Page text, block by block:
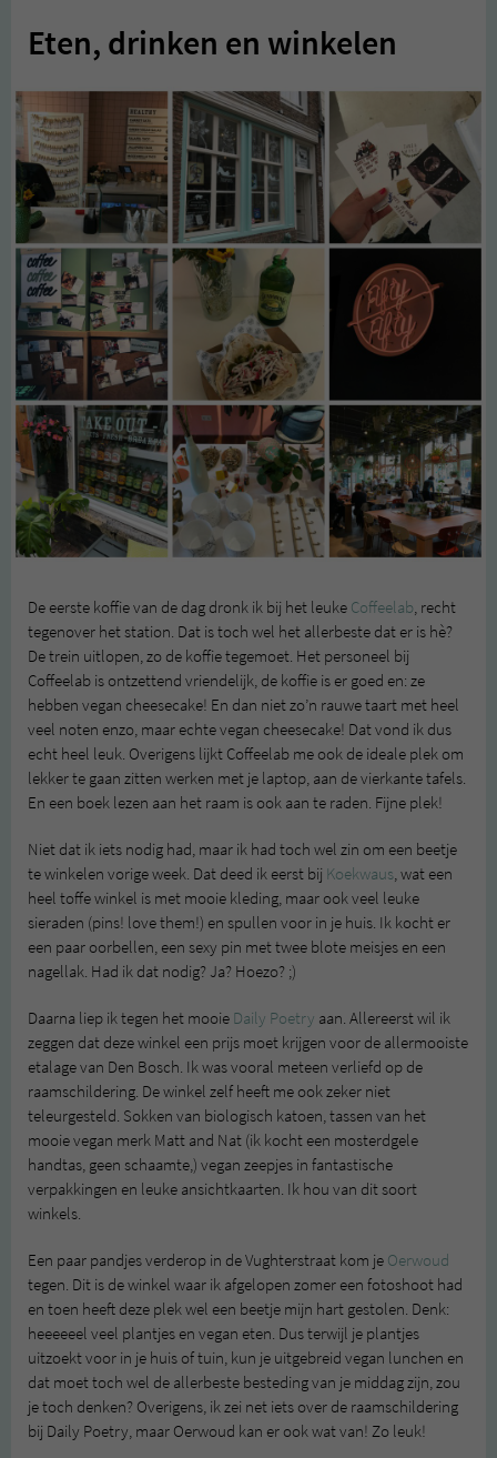
Eten, drinken en winkelen
De eerste koffie van de dag dronk ik bij het leuke Coffeelab, recht
tegenover het station. Dat is toch wel het allerbeste dat er is hè?
De trein uitlopen, zo de koffie tegemoet. Het personeel bij
Coffeelab is ontzettend vriendelijk, de koffie is er goed en: ze
hebben vegan cheesecake! En dan niet zo’n rauwe taart met heel
veel noten enzo, maar echte vegan cheesecake! Dat vond ik dus
echt heel leuk. Overigens lijkt Coffeelab me ook de ideale plek om
lekker te gaan zitten werken met je laptop, aan de vierkante tafels.
En een boek lezen aan het raam is ook aan te raden. Fijne plek!
Niet dat ik iets nodig had, maar ik had toch wel zin om een beetje
te winkelen vorige week. Dat deed ik eerst bij Koekwaus, wat een
heel toffe winkel is met mooie kleding, maar ook veel leuke
sieraden (pins! love them!) en spullen voor in je huis. Ik kocht er
een paar oorbellen, een sexy pin met twee blote meisjes en een
nagellak. Had ik dat nodig? Ja? Hoezo? ;)
Daarna liep ik tegen het mooie Daily Poetry aan. Allereerst wil ik
zeggen dat deze winkel een prijs moet krijgen voor de allermooiste
etalage van Den Bosch. Ik was vooral meteen verliefd op de
raamschildering. De winkel zelf heeft me ook zeker niet
teleurgesteld. Sokken van biologisch katoen, tassen van het
mooie vegan merk Matt and Nat (ik kocht een mosterdgele
handtas, geen schaamte,) vegan zeepjes in fantastische
verpakkingen en leuke ansichtkaarten. Ik hou van dit soort
winkels.
Een paar pandjes verderop in de Vughterstraat kom je Oerwoud
tegen. Dit is de winkel waar ik afgelopen zomer een fotoshoot had
en toen heeft deze plek wel een beetje mijn hart gestolen. Denk:
heeeeeel veel plantjes en vegan eten. Dus terwijl je plantjes
uitzoekt voor in je huis of tuin, kun je uitgebreid vegan lunchen en
dat moet toch wel de allerbeste besteding van je middag zijn, zou
je toch denken? Overigens, ik zei net iets over de raamschildering
bij Daily Poetry, maar Oerwoud kan er ook wat van! Zo leuk!